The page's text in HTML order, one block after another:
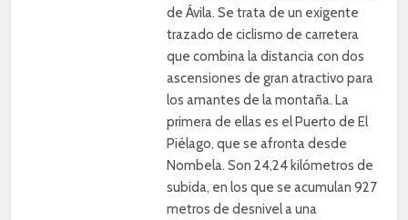
de Ávila. Se trata de un exigente
trazado de ciclismo de carretera
que combina la distancia con dos
ascensiones de gran atractivo para
los amantes de la montaña. La
primera de ellas es el Puerto de El
Piélago, que se afronta desde
Nombela. Son 24,24 kilómetros de
subida, en los que se acumulan 927
metros de desnivel a una